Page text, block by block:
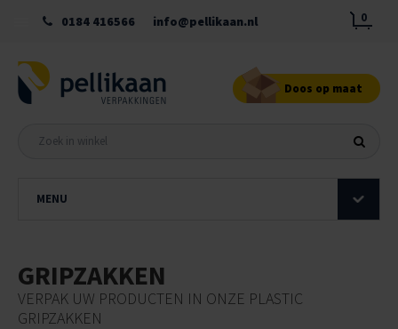
0184 416566 info@pellikaan.nl 0
Doos op maat
MENU
GRIPZAKKEN
VERPAK UW PRODUCTEN IN ONZE PLASTIC
GRIPZAKKEN